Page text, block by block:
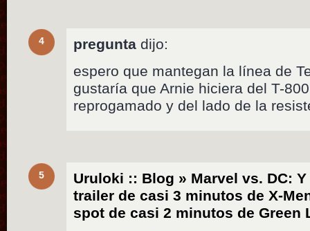
4 pregunta dijo:
espero que mantegan la línea de
gustaría que Arnie hiciera del T-
reprogamado y del lado de la
5
Uruloki :: Blog » Marvel vs. DC:
trailer de casi 3 minutos de X-
spot de casi 2 minutos de Green